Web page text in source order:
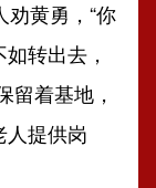
黄勇，“你
转出去，
留着基地，
人提供岗